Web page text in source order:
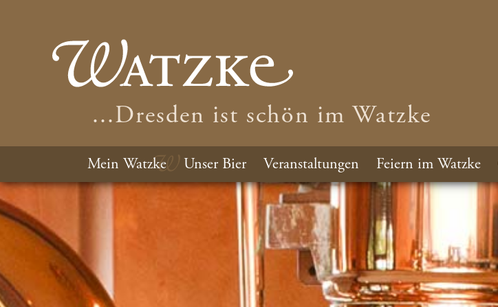
...Dresden ist schön im Watzke
Mein Watzke Unser Bier Veranstaltungen Feiern im Watzke